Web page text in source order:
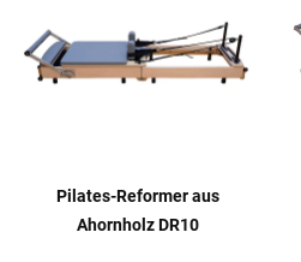
Pilates-Reformer aus
Ahornholz DR10